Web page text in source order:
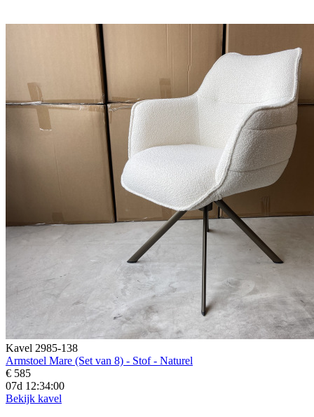
Kavel 2985-138
Armstoel Mare (Set van 8) - Stof - Naturel
€ 585
07d 12:33:58
Bekijk kavel